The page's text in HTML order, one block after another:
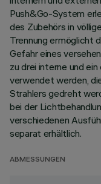
Push&Go-System
des Zubehörs in
Trennung ermöglicht
Gefahr eines
zu drei interne und
verwendet werden,
Strahlers gedreht
bei der
verschiedenen
separat erhältlich.
ABMESSUNGEN